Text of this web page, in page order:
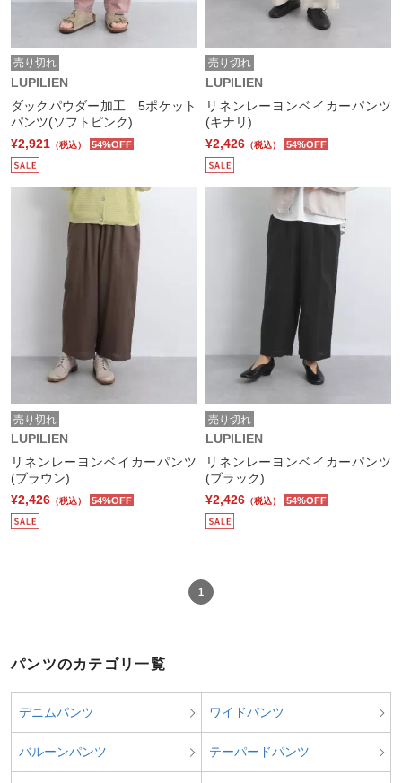
売り切れ
LUPILIEN
ダックパウダー加工 5ポケット
パンツ(ソフトピンク)
¥2,921 （税込） 54%OFF
売り切れ
LUPILIEN
リネンレーヨンベイカーパンツ
(キナリ)
¥2,426 （税込） 54%OFF
売り切れ
LUPILIEN
リネンレーヨンベイカーパンツ
(ブラウン)
¥2,426 （税込） 54%OFF
売り切れ
LUPILIEN
リネンレーヨンベイカーパンツ
(ブラック)
¥2,426 （税込） 54%OFF
1
パンツのカテゴリ一覧
デニムパンツ ワイドパンツ
バルーンパンツ テーパードパンツ